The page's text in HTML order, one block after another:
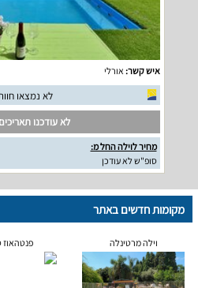
איש קשר: אורלי
לא נמצאו
לא עודכנו
מחיר לוילה החל מ:
סופ"ש לא עודכן
מקומות חדשים באתר
וילה מרטינלה פנטהאוז